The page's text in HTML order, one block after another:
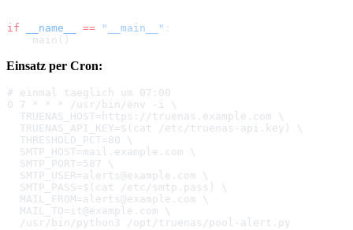
if __name__ == "__main__" :
    main()
Einsatz per Cron:
# einmal taeglich um 07:00
0 7 * * * /usr/bin/env -i \
  TRUENAS_HOST=https://truenas.example.com \
  TRUENAS_API_KEY=$(cat /etc/truenas-api.key) \
  THRESHOLD_PCT=80 \
  SMTP_HOST=mail.example.com \
  SMTP_PORT=587 \
  SMTP_USER=alerts@example.com \
  SMTP_PASS=$(cat /etc/smtp.pass) \
  MAIL_FROM=alerts@example.com \
  MAIL_TO=it@example.com \
  /usr/bin/python3 /opt/truenas/pool-alert.py